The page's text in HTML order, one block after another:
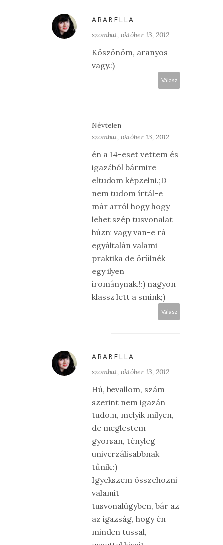
ARABELLA
szombat, október 13, 2012
Köszönöm, aranyos
vagy.:)
Válasz
Névtelen
szombat, október 13, 2012
én a 14-eset vettem és
igazából bármire
eltudom képzelni.;D
nem tudom írtál-e
már arról hogy hogy
lehet szép tusvonalat
húzni vagy van-e rá
egyáltalán valami
praktika de örülnék
egy ilyen
irománynak.!:) nagyon
klassz lett a smink;)
Válasz
ARABELLA
szombat, október 13, 2012
Hú, bevallom, szám
szerint nem igazán
tudom, melyik milyen,
de meglestem
gyorsan, tényleg
univerzálisabbnak
tűnik.:)
Igyekszem összehozni
valamit
tusvonalügyben, bár az
az igazság, hogy én
minden tussal,